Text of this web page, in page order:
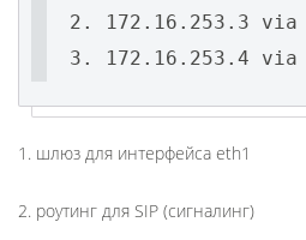
2. 172.16.253.3 via
1. шлюз для интерфейса eth1
2. роутинг для SIP (сигналинг)